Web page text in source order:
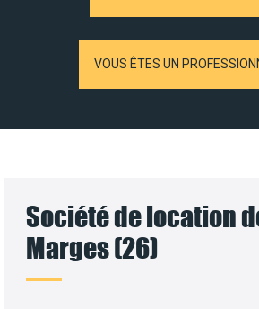
VOUS ÊTES UN
Société de location
Marges (26)